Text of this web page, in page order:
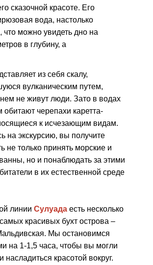
сказочной красоте. Его
вода, настолько
что можно увидеть дно на
в глубину, а
из себя скалу,
вулканическим путем,
не живут люди. Зато в водах
обитают черепахи каретта-
к исчезающим видам.
на экскурсию, вы получите
не только принять морские и
но и понаблюдать за этими
в их естественной среде
линии Сулуада есть несколько
красивых бухт острова –
Мы остановимся
на 1-1,5 часа, чтобы вы могли
насладиться красотой вокруг.